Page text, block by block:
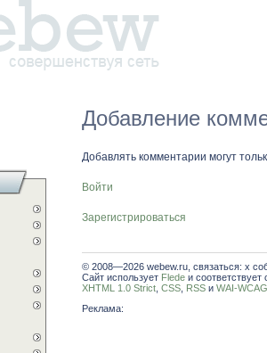
Добавление
Добавлять комментарии могут
Войти
Зарегистрироваться
© 2008—2026 webew.ru, связаться: x
Сайт использует Flede и соответствует
XHTML 1.0 Strict CSS RSS и WAI-
Реклама: